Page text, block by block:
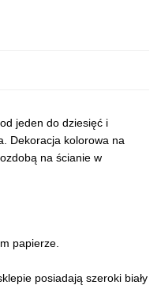
jeden do dziesięć i
Dekoracja kolorowa na
na ścianie w
papierze.
posiadają szeroki biały